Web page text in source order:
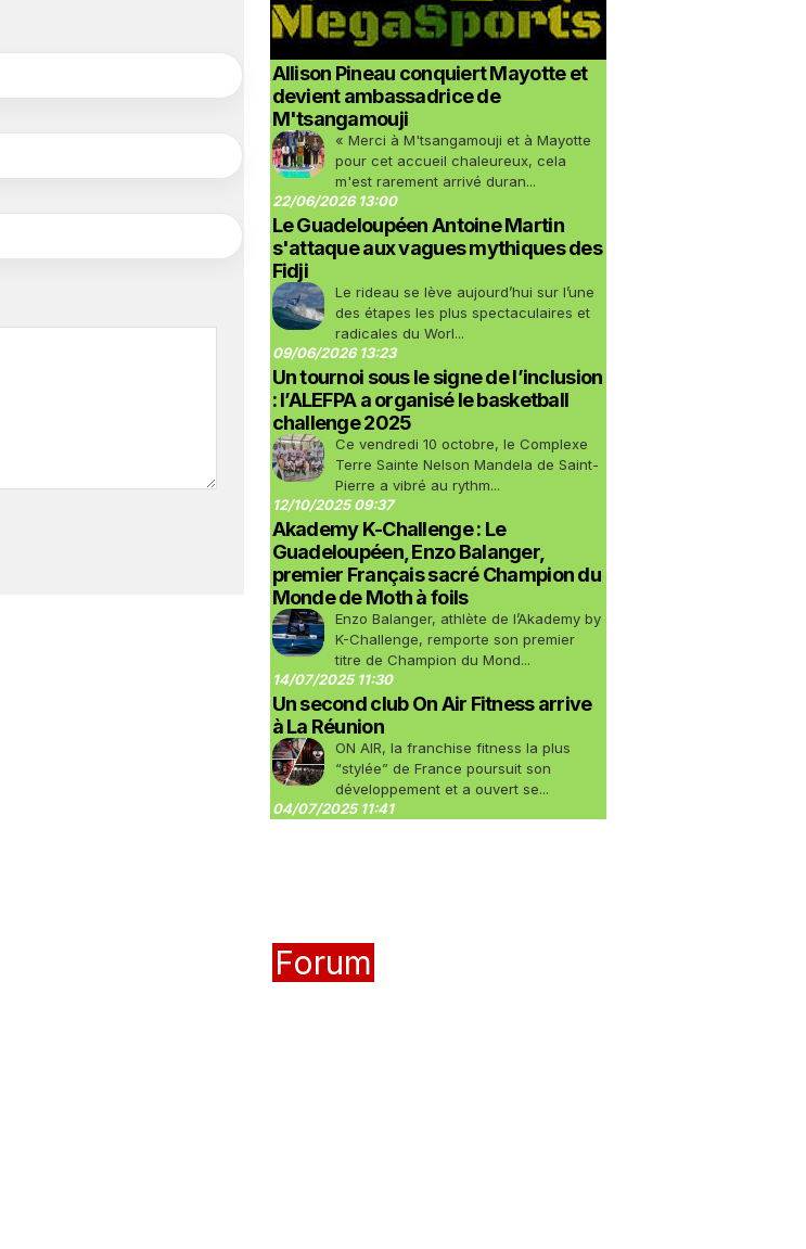
Allison Pineau conquiert Mayotte et
devient ambassadrice de
M'tsangamouji
« Merci à M'tsangamouji et à Mayotte
pour cet accueil chaleureux, cela
m'est rarement arrivé duran...
22/06/2026 13:00
Le Guadeloupéen Antoine Martin
s'attaque aux vagues mythiques des
Fidji
Le rideau se lève aujourd’hui sur l’une
des étapes les plus spectaculaires et
radicales du Worl...
09/06/2026 13:23
Un tournoi sous le signe de l’inclusion
: l’ALEFPA a organisé le basketball
challenge 2025
Ce vendredi 10 octobre, le Complexe
Terre Sainte Nelson Mandela de Saint-
Pierre a vibré au rythm...
12/10/2025 09:37
Akademy K-Challenge : Le
Guadeloupéen, Enzo Balanger,
premier Français sacré Champion du
Monde de Moth à foils
Enzo Balanger, athlète de l’Akademy by
K-Challenge, remporte son premier
titre de Champion du Mond...
14/07/2025 11:30
Un second club On Air Fitness arrive
à La Réunion
ON AIR, la franchise fitness la plus
“stylée” de France poursuit son
développement et a ouvert se...
04/07/2025 11:41
Forum